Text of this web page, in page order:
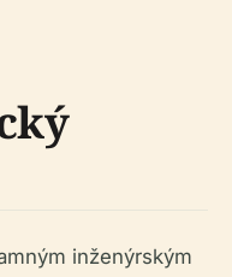
inženýrským